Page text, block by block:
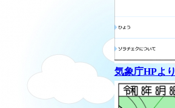
気象庁HPより